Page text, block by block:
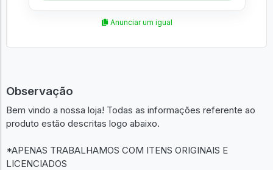
Anunciar um igual
Observação
Bem vindo a nossa loja! Todas as informações referente ao
produto estão descritas logo abaixo.
*APENAS TRABALHAMOS COM ITENS ORIGINAIS E
LICENCIADOS